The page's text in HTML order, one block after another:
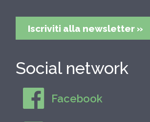
Iscriviti alla newsletter »
Social network
Facebook